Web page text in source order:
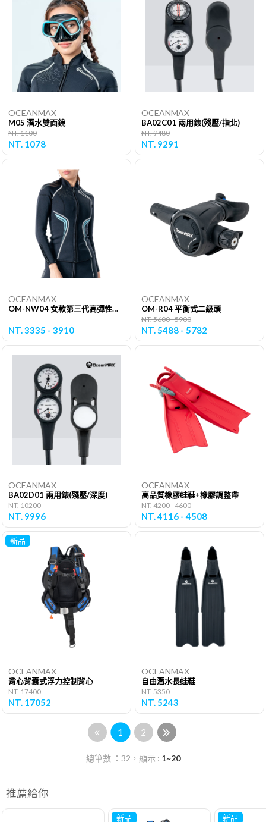
OCEANMAX
M05 潛水雙面鏡
NT. 1100
NT. 1078
OCEANMAX
BA02C01 兩用錶(殘壓/指北)
NT. 9480
NT. 9291
OCEANMAX
OM-NW04 女款第三代高彈性兩截式防寒衣
NT. 3335 - 3910
OCEANMAX
OM-R04 平衡式二級頭
NT. 5600 - 5900
NT. 5488 - 5782
OCEANMAX
BA02D01 兩用錶(殘壓/深度)
NT. 10200
NT. 9996
OCEANMAX
高品質橡膠蛙鞋+橡膠調整帶
NT. 4200 - 4600
NT. 4116 - 4508
新品
OCEANMAX
背心背囊式浮力控制背心
NT. 17400
NT. 17052
OCEANMAX
自由潛水長蛙鞋
NT. 5350
NT. 5243
1 2
總筆數 ：32，顯示 : 1~20
推薦給你
新品 新品